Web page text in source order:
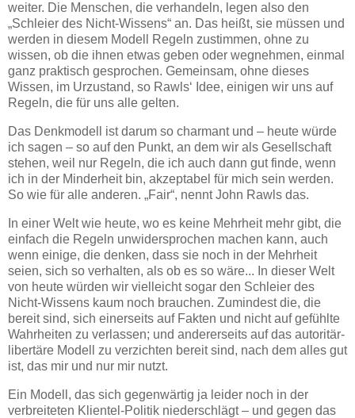
weiter. Die Menschen, die verhandeln, legen also den
„Schleier des Nicht-Wissens“ an. Das heißt, sie müssen und
werden in diesem Modell Regeln zustimmen, ohne zu
wissen, ob die ihnen etwas geben oder wegnehmen, einmal
ganz praktisch gesprochen. Gemeinsam, ohne dieses
Wissen, im Urzustand, so Rawls‘ Idee, einigen wir uns auf
Regeln, die für uns alle gelten.
Das Denkmodell ist darum so charmant und – heute würde
ich sagen – so auf den Punkt, an dem wir als Gesellschaft
stehen, weil nur Regeln, die ich auch dann gut finde, wenn
ich in der Minderheit bin, akzeptabel für mich sein werden.
So wie für alle anderen. „Fair“, nennt John Rawls das.
In einer Welt wie heute, wo es keine Mehrheit mehr gibt, die
einfach die Regeln unwidersprochen machen kann, auch
wenn einige, die denken, dass sie noch in der Mehrheit
seien, sich so verhalten, als ob es so wäre... In dieser Welt
von heute würden wir vielleicht sogar den Schleier des
Nicht-Wissens kaum noch brauchen. Zumindest die, die
bereit sind, sich einerseits auf Fakten und nicht auf gefühlte
Wahrheiten zu verlassen; und andererseits auf das autoritär-
libertäre Modell zu verzichten bereit sind, nach dem alles gut
ist, das mir und nur mir nutzt.
Ein Modell, das sich gegenwärtig ja leider noch in der
verbreiteten Klientel-Politik niederschlägt – und gegen das